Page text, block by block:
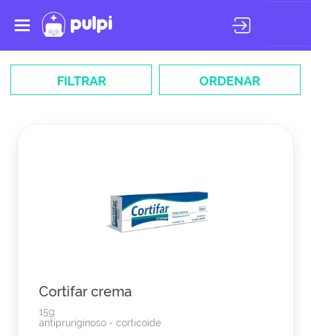
Toggle
navigation
FILTRAR ORDENAR
Cortifar crema
15g
antipruriginoso - corticoide